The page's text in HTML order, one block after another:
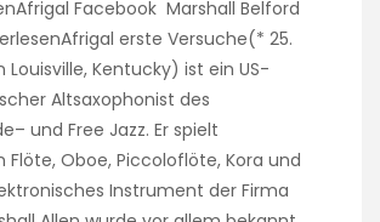
Facebook Marshall Belford
erste Versuche(* 25.
Louisville, Kentucky) ist ein US-
Altsaxophonist des
und Free Jazz. Er spielt
Oboe, Piccoloflöte, Kora und
Instrument der Firma